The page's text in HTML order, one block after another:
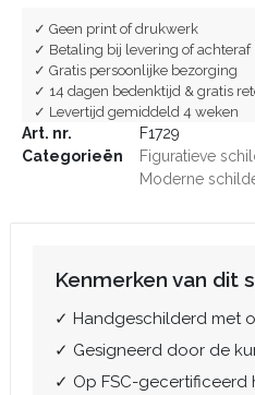
✓ Geen print of drukwerk
✓ Betaling bij levering of achteraf
✓ Gratis persoonlijke bezorging
✓ 14 dagen bedenktijd & gratis
✓ Levertijd gemiddeld 4 weken
Art. nr.
F1729
Categorieën
Figuratieve
Moderne
Kenmerken van dit
✓ Handgeschilderd met
✓ Gesigneerd door de
✓ Op FSC-gecertificeerd